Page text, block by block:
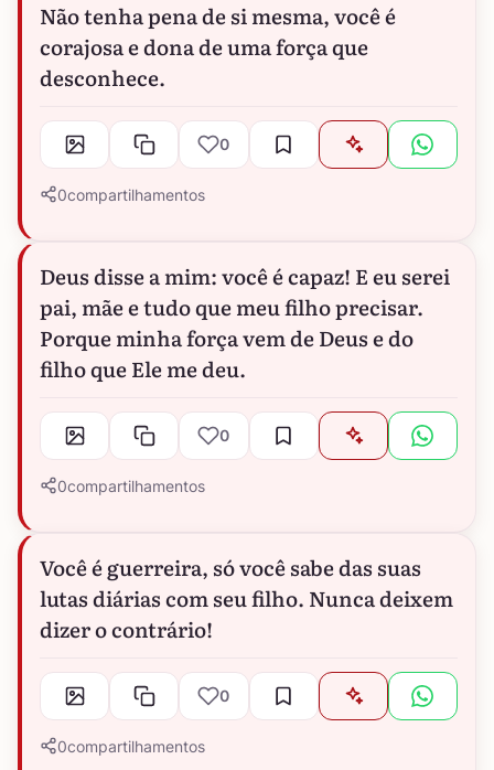
Não tenha pena de si mesma, você é
corajosa e dona de uma força que
desconhece.
0
0compartilhamentos
Deus disse a mim: você é capaz! E eu serei
pai, mãe e tudo que meu filho precisar.
Porque minha força vem de Deus e do
filho que Ele me deu.
0
0compartilhamentos
Você é guerreira, só você sabe das suas
lutas diárias com seu filho. Nunca deixem
dizer o contrário!
0
0compartilhamentos